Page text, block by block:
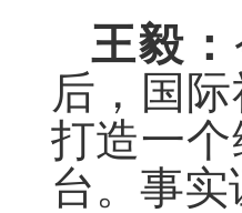
王毅：
后，国
打造一
台。事